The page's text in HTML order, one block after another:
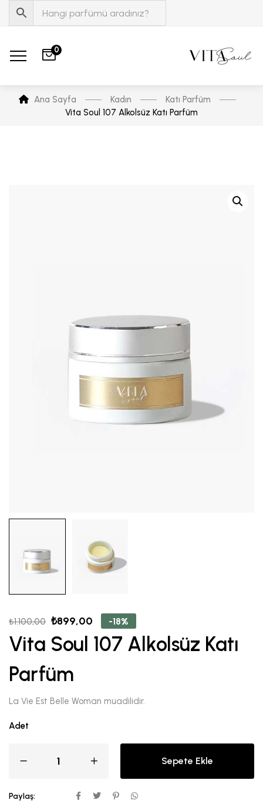
0
Ana Sayfa Kadın
Katı Parfüm
Vita Soul 107 Alkolsüz Katı Parfüm
₺1.100,00 ₺899,00 -18%
Vita Soul 107 Alkolsüz Katı
Parfüm
La Vie Est Belle Woman muadilidir.
Adet
Sepete Ekle
Paylaş: